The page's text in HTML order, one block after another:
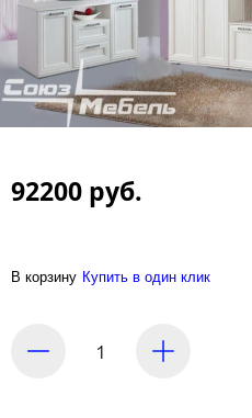
92200 руб.
В корзину Купить в один клик